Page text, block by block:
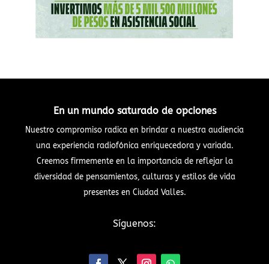
En un mundo saturado de opciones
Nuestro compromiso radica en brindar a nuestra audiencia
una experiencia radiofónica enriquecedora y variada.
Creemos firmemente en la importancia de reflejar la
diversidad de pensamientos, culturas y estilos de vida
presentes en Ciudad Valles.
Síguenos: